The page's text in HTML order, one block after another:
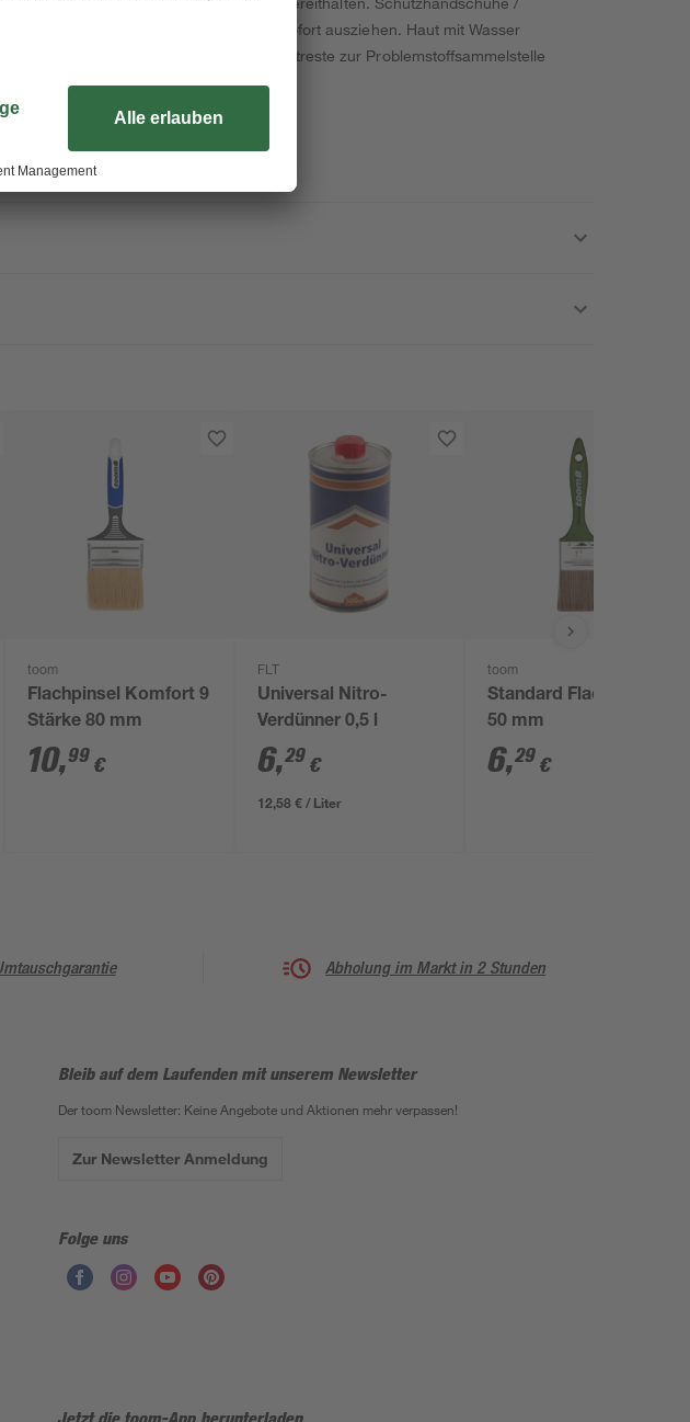
Alle kontaminierten Kleidungsstücke sofort ausziehen. Haut mit Wasser
zuführen! Größere Produktreste zur Problemstoffsammelstelle
toom
Flachpinsel Komfort 9
Stärke 80 mm
10,99 €
FLT
Universal Nitro-
Verdünner 0,5 l
6,29 €
12,58 € / Liter
toom
Standard Flachpinsel
50 mm
6,29 €
Abholung im Markt in 2 Stunden
Bleib auf dem Laufenden mit unserem Newsletter
Der toom Newsletter: Keine Angebote und Aktionen mehr verpassen!
Zur Newsletter Anmeldung
Folge uns
Jetzt die toom-App herunterladen